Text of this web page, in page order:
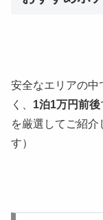
安全なエリアの中
く、 1泊1万円前後
を厳選してご紹
す）